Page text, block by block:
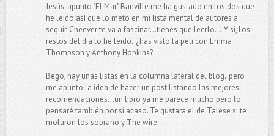
Jesús, apunto "El Mar" Banville me ha gustado en los dos que
he leído así que lo meto en mi lista mental de autores a
seguir. Cheever te va a fascinar...tienes que leerlo....Y si, Los
restos del día lo he leido..¿has visto la peli con Emma
Thompson y Anthony Hopkins?
Bego, hay unas listas en la columna lateral del blog..pero
me apunto la idea de hacer un post listando las mejores
recomendaciones...un libro ya me parece mucho pero lo
pensaré también por si acaso. Te gustara el de Talese si te
molaron los soprano y The wire-